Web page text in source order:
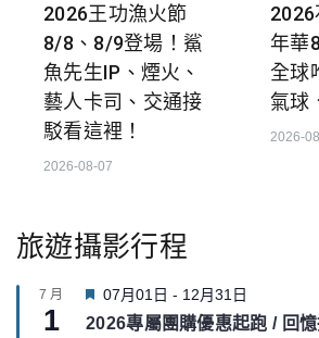
2026王功漁火節
8/8、8/9登場！鯊
魚先生IP、煙火、
藝人卡司、交通接
駁看這裡！
2026-08-07
年華
全球
氣球
2026-
旅遊攝影行程
7 月
1
F
e
07月01日 - 12月31日
2026專屬團購優惠起跑 / 回